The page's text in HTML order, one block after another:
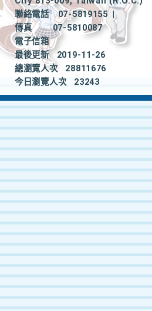
聯絡電話
07-5819155
|
傳真
07-5810087
電子信箱
最後更新
2019-11-26
總瀏覽人次
28811676
今日瀏覽人次
23243